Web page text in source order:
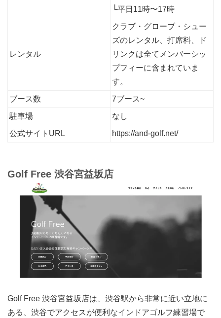
└平日11時〜17時
レンタル
クラブ・グローブ・シュー
ズのレンタル、打席料、ド
リンクは全てメンバーシッ
プフィーに含まれていま
す。
ブース数 7ブース~
駐車場 なし
公式サイトURL https://and-golf.net/
Golf Free 渋谷宮益坂店
Golf Free 渋谷宮益坂店は、渋谷駅から非常に近い立地に
ある、渋谷でアクセスが便利なインドアゴルフ練習場で